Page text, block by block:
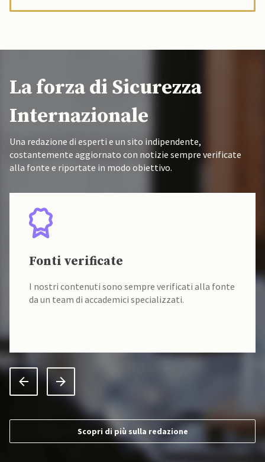
La forza di Sicurezza
Internazionale
Una redazione di esperti e un sito indipendente,
costantemente aggiornato con notizie sempre verificate
alla fonte e riportate in modo obiettivo.
Una redazione di esperti
Siamo sociologi, scienziati politici, storici,
interpreti di conferenza, ricercatori e docenti
Scopri di più sulla redazione